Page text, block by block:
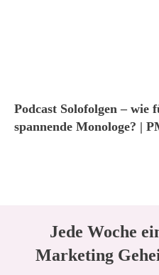
Podcast Solofolgen – wie
spannende Monologe? |
Jede Woche
Marketing